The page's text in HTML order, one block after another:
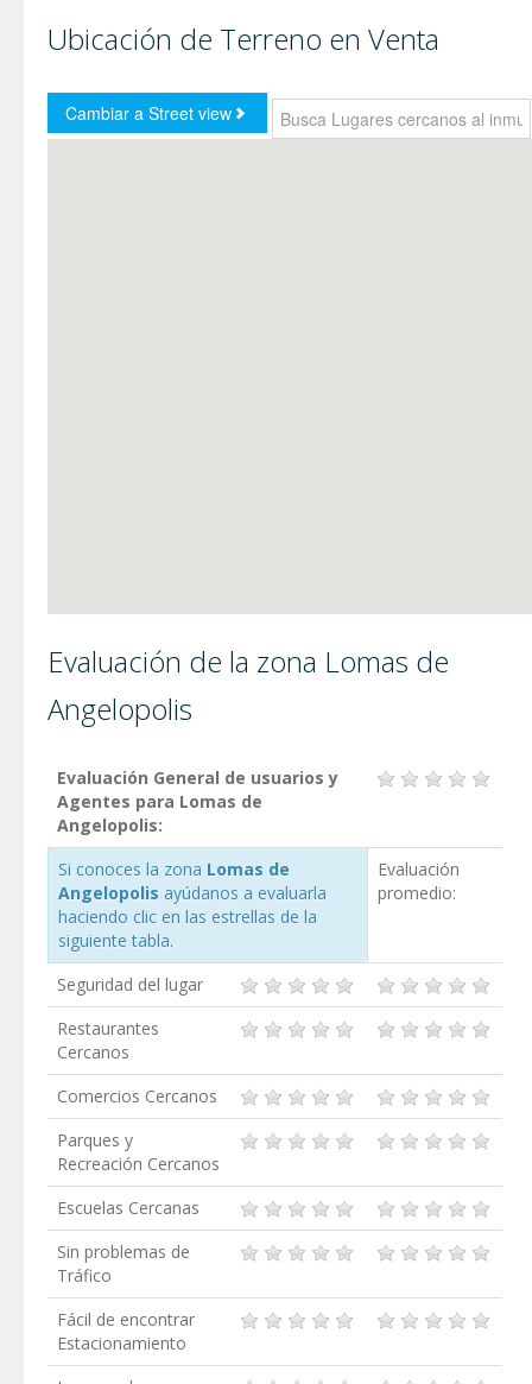
Ubicación de Terreno en Venta
Evaluación de la zona Lomas de
Angelopolis
Evaluación General de usuarios y
Agentes para Lomas de
Angelopolis:
Si conoces la zona Lomas de
Angelopolis ayúdanos a evaluarla
haciendo clic en las estrellas de la
siguiente tabla.
Evaluación
promedio:
Seguridad del lugar
Restaurantes
Cercanos
Comercios Cercanos
Parques y
Recreación Cercanos
Escuelas Cercanas
Sin problemas de
Tráfico
Fácil de encontrar
Estacionamiento